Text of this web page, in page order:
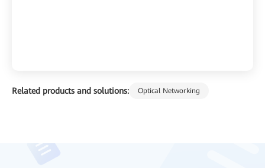
Related products and solutions: Optical Networking